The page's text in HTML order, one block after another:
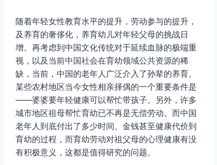
随着年轻女性教育水平的提升，劳动参与的提升，
及养育的奢侈化，养育幼儿对年轻父母的挑战日
增。再考虑到中国文化传统对于延续血脉的极端重
视，以及当前中国社会在育幼领域公共资源的稀
缺，当前，中国的老年人广泛介入了孙辈的养育。
某些农村地区当今女性相亲择偶的一个重要条件是
——婆婆要年轻健康可以帮忙带孩子。另外，许多
城市地区祖母帮忙育幼已不再是无偿劳动。而中国
老年人到底付出了多少时间、金钱甚至健康代价到
育幼的过程，而育幼劳动对祖父母的心理健康有没
有积极意义，这都是值得研究的问题。